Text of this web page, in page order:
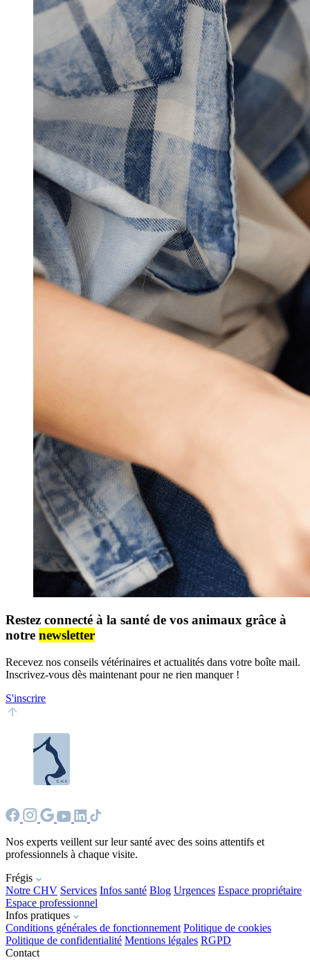
Restez connecté à la santé de vos animaux grâce à
notre newsletter
Recevez nos conseils vétérinaires et actualités dans votre boîte mail.
Inscrivez-vous dès maintenant pour ne rien manquer !
S'inscrire
Nos experts veillent sur leur santé avec des soins attentifs et
professionnels à chaque visite.
Frégis
Notre CHV Services Infos santé Blog Urgences Espace propriétaire
Espace professionnel
Infos pratiques
Conditions générales de fonctionnement Politique de cookies
Politique de confidentialité Mentions légales RGPD
Contact